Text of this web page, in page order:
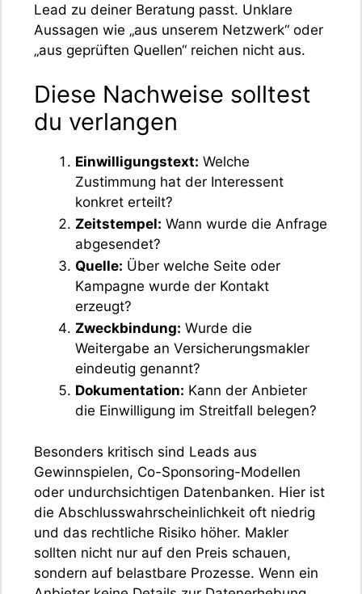
Lead zu deiner Beratung passt. Unklare
Aussagen wie „aus unserem Netzwerk“ oder
„aus geprüften Quellen“ reichen nicht aus.
Diese Nachweise solltest
du verlangen
Einwilligungstext: Welche
Zustimmung hat der Interessent
konkret erteilt?
Zeitstempel: Wann wurde die Anfrage
abgesendet?
Quelle: Über welche Seite oder
Kampagne wurde der Kontakt
erzeugt?
Zweckbindung: Wurde die
Weitergabe an Versicherungsmakler
eindeutig genannt?
Dokumentation: Kann der Anbieter
die Einwilligung im Streitfall belegen?
Besonders kritisch sind Leads aus
Gewinnspielen, Co-Sponsoring-Modellen
oder undurchsichtigen Datenbanken. Hier ist
die Abschlusswahrscheinlichkeit oft niedrig
und das rechtliche Risiko höher. Makler
sollten nicht nur auf den Preis schauen,
sondern auf belastbare Prozesse. Wenn ein